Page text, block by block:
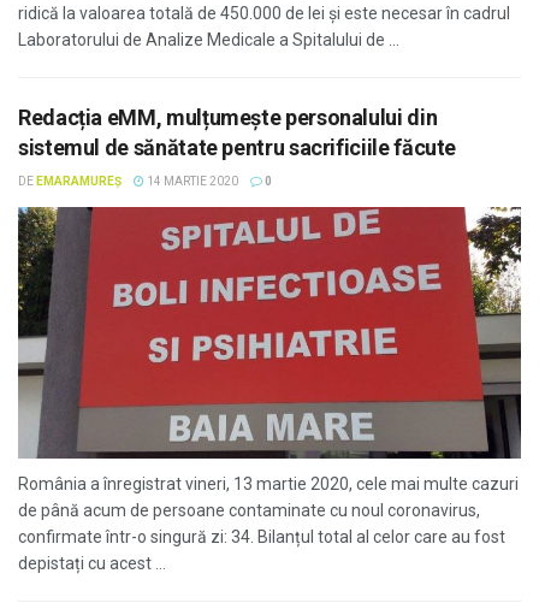
ridică la valoarea totală de 450.000 de lei și este necesar în cadrul
Laboratorului de Analize Medicale a Spitalului de ...
Redacția eMM, mulțumește personalului din
sistemul de sănătate pentru sacrificiile făcute
DE EMARAMUREȘ 14 MARTIE 2020 0
România a înregistrat vineri, 13 martie 2020, cele mai multe cazuri
de până acum de persoane contaminate cu noul coronavirus,
confirmate într-o singură zi: 34. Bilanțul total al celor care au fost
depistați cu acest ...